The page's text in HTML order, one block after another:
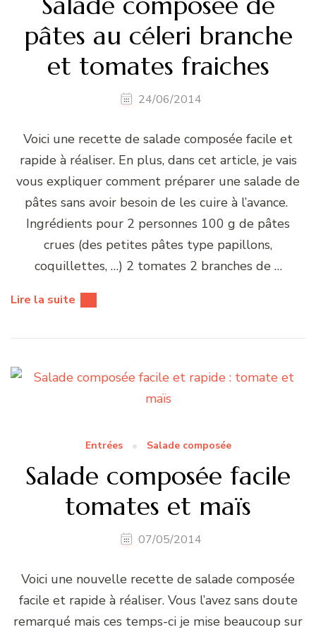
pâtes au céleri branche
et tomates fraiches
24/06/2014
Voici une recette de salade composée facile et
rapide à réaliser. En plus, dans cet article, je vais
vous expliquer comment préparer une salade de
pâtes sans avoir besoin de les cuire à l’avance.
Ingrédients pour 2 personnes 100 g de pâtes
crues (des petites pâtes type papillons,
coquillettes, …) 2 tomates 2 branches de …
Lire la suite
Entrées Salade composée
Salade composée facile
tomates et maïs
07/05/2014
Voici une nouvelle recette de salade composée
facile et rapide à réaliser. Vous l’avez sans doute
remarqué mais ces temps-ci je mise beaucoup sur